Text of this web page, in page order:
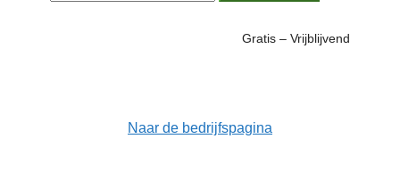
Gratis – Vrijblijvend
Naar de bedrijfspagina